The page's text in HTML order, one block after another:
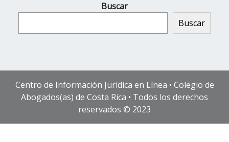
Buscar
Buscar
Centro de Información Jurídica en Línea • Colegio de
Abogados(as) de Costa Rica • Todos los derechos
reservados © 2023